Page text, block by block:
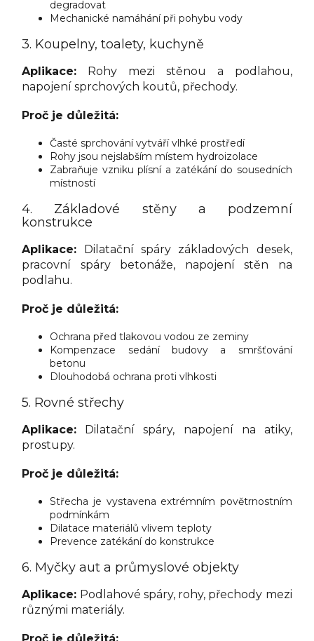
degradovat
Mechanické namáhání při pohybu vody
3. Koupelny, toalety, kuchyně
Aplikace:
Rohy mezi stěnou a podlahou,
napojení sprchových koutů, přechody.
Proč je důležitá:
Časté sprchování vytváří vlhké prostředí
Rohy jsou nejslabším místem hydroizolace
Zabraňuje vzniku plísní a zatékání do sousedních
místností
4. Základové stěny a podzemní
konstrukce
Aplikace:
Dilatační spáry základových desek,
pracovní spáry betonáže, napojení stěn na
podlahu.
Proč je důležitá:
Ochrana před tlakovou vodou ze zeminy
Kompenzace sedání budovy a smršťování
betonu
Dlouhodobá ochrana proti vlhkosti
5. Rovné střechy
Aplikace:
Dilatační spáry, napojení na atiky,
prostupy.
Proč je důležitá:
Střecha je vystavena extrémním povětrnostním
podmínkám
Dilatace materiálů vlivem teploty
Prevence zatékání do konstrukce
6. Myčky aut a průmyslové objekty
Aplikace: Podlahové spáry, rohy, přechody mezi
různými materiály.